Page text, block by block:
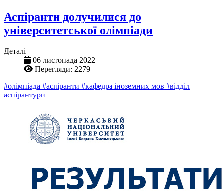
Аспіранти долучилися до
університетської олімпіади
Деталі
06 листопада 2022
Перегляди: 2279
#олімпіада #аспіранти #кафедра іноземних мов #відділ
аспірантури